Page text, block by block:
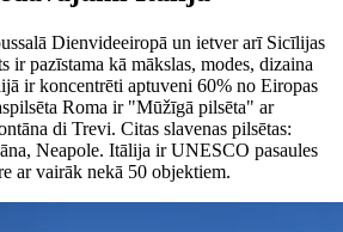
Dienvideeiropā un ietver arī Sicīlijas
ir pazīstama kā mākslas, modes, dizaina
ir koncentrēti aptuveni 60% no Eiropas
Roma ir "Mūžīgā pilsēta" ar
di Trevi. Citas slavenas pilsētas:
Neapole. Itālija ir UNESCO pasaules
ar vairāk nekā 50 objektiem.